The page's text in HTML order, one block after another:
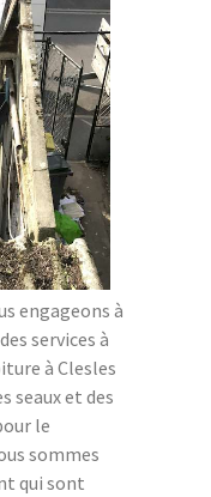
engageons à
services à
à Clesles
seaux et des
le
sommes
qui sont